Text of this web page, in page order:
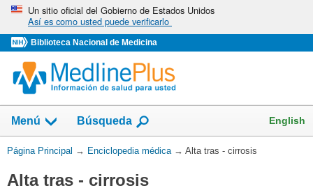
Omita
vaya
al
Contenido
Un sitio oficial del Gobierno de Estados Unidos
Así es como usted puede verificarlo
Biblioteca Nacional de Medicina
Menú Búsqueda English
Usted
aquí:
Página Principal → Enciclopedia médica → Alta tras - cirrosis
Alta tras - cirrosis